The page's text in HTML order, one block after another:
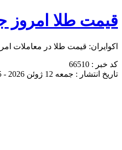
قیمت طلا امروز جمعه 22خرداد 1405/ افزایش قیمت +
اکوایران: قیمت طلا در معاملات
کد خبر : 66510
تاریخ انتشار : جمعه 12 ژوئن 2026 - 19:25